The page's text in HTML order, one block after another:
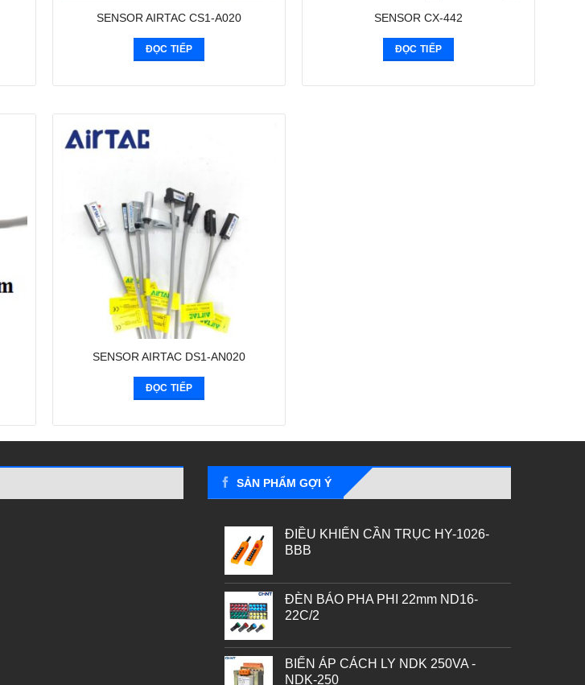
SENSOR AIRTAC CS1-A020
ĐỌC TIẾP
SENSOR CX-442
ĐỌC TIẾP
SENSOR AIRTAC DS1-AN020
ĐỌC TIẾP
SẢN PHẨM GỢI Ý
ĐIỀU KHIỂN CẦN TRỤC HY-1026-
BBB
ĐÈN BÁO PHA PHI 22mm ND16-
22C/2
BIẾN ÁP CÁCH LY NDK 250VA -
NDK-250